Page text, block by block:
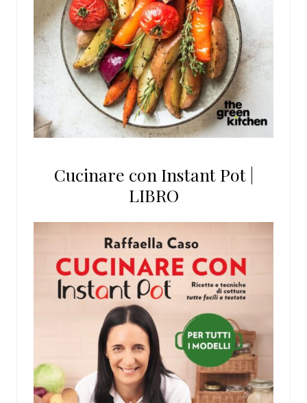
Cucinare con Instant Pot |
LIBRO